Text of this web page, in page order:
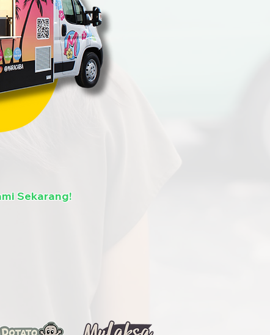
Sekarang!